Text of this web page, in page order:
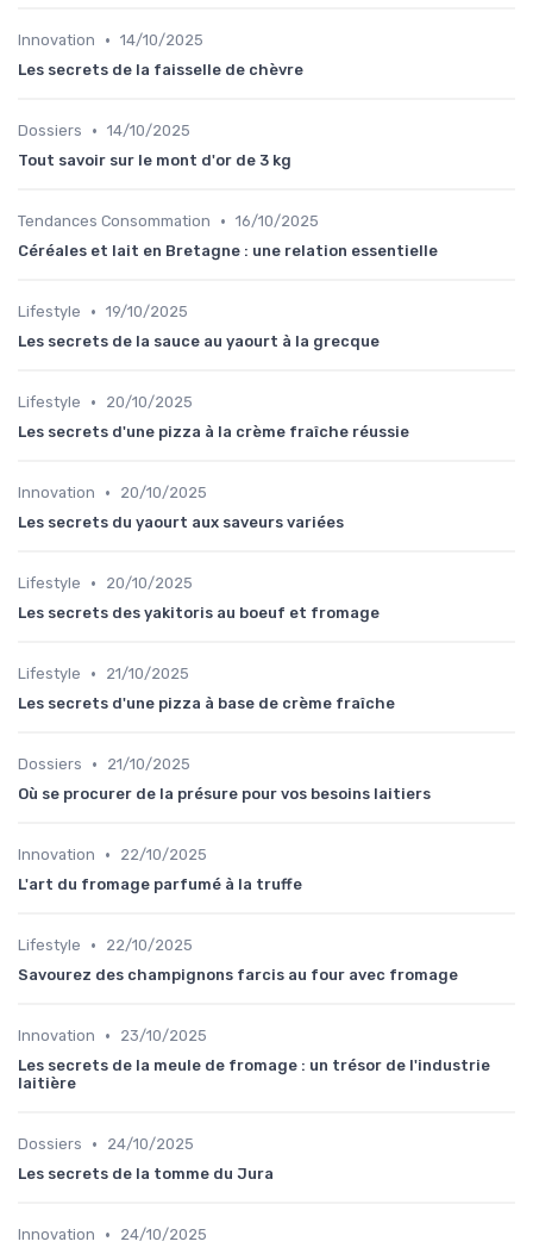
Innovation • 14/10/2025
Les secrets de la faisselle de chèvre
Dossiers • 14/10/2025
Tout savoir sur le mont d'or de 3 kg
Tendances Consommation • 16/10/2025
Céréales et lait en Bretagne : une relation essentielle
Lifestyle • 19/10/2025
Les secrets de la sauce au yaourt à la grecque
Lifestyle •
20/10/2025
Les secrets d'une pizza à la crème fraîche réussie
Innovation •
20/10/2025
Les secrets du yaourt aux saveurs variées
Lifestyle •
20/10/2025
Les secrets des yakitoris au boeuf et fromage
Lifestyle •
21/10/2025
Les secrets d'une pizza à base de crème fraîche
Dossiers •
21/10/2025
Où se procurer de la présure pour vos besoins laitiers
Innovation •
22/10/2025
L'art du fromage parfumé à la truffe
Lifestyle •
22/10/2025
Savourez des champignons farcis au four avec fromage
Innovation •
23/10/2025
Les secrets de la meule de fromage : un trésor de l'industrie
laitière
Dossiers •
24/10/2025
Les secrets de la tomme du Jura
Innovation •
24/10/2025